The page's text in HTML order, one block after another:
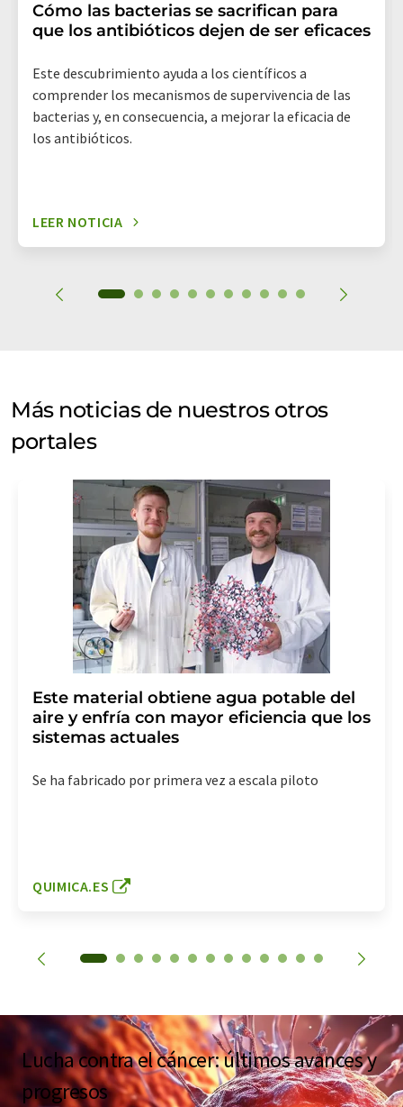
Cómo las bacterias se sacrifican para
que los antibióticos dejen de ser eficaces
Este descubrimiento ayuda a los científicos a
comprender los mecanismos de supervivencia de las
bacterias y, en consecuencia, a mejorar la eficacia de
los antibióticos.
LEER NOTICIA
Más noticias de nuestros otros
portales
Este material obtiene agua potable del
aire y enfría con mayor eficiencia que los
sistemas actuales
Se ha fabricado por primera vez a escala piloto
QUIMICA.ES
Lucha contra el cáncer: últimos avances y
progresos